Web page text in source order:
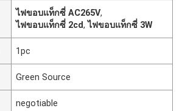
ไฟขอบแท็กซี่ AC265V,
ไฟขอบแท็กซี่ 2cd,ไฟขอบแท็กซี่ 3W
1pc
Green Source
negotiable